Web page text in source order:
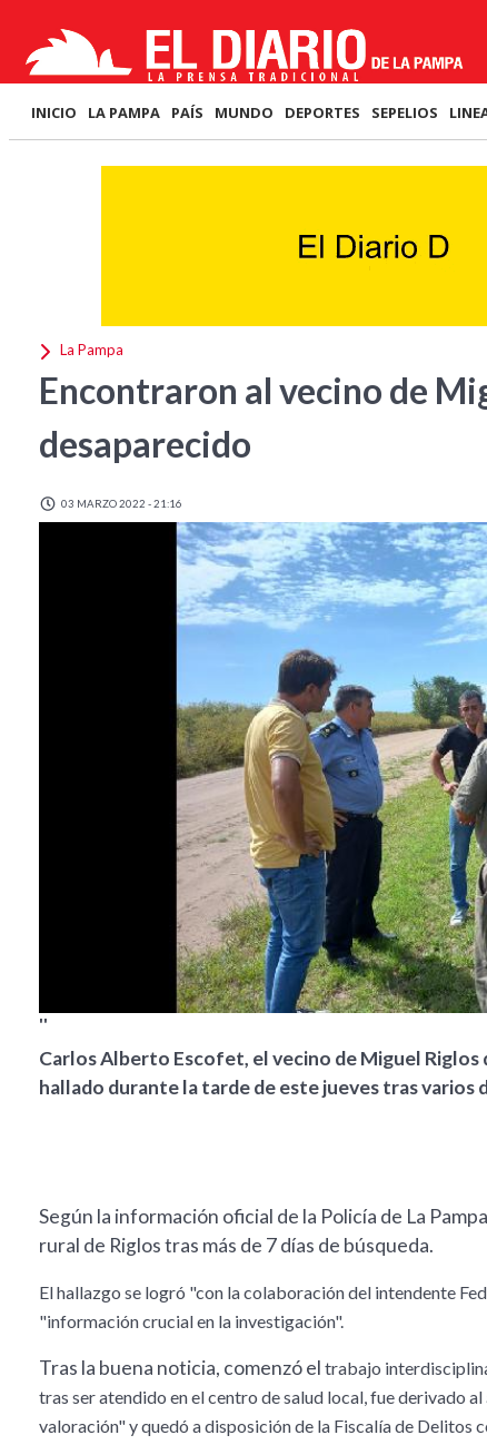
INICIO LA PAMPA PAÍS MUNDO DEPORTES SEPELIOS
La Pampa
Encontraron al vecino de
desaparecido
03 MARZO 2022 - 21:16
''
Carlos Alberto Escofet, el vecino de Miguel
hallado durante la tarde de este jueves tras varios
Según la información oficial de la Policía de La
rural de Riglos tras más de 7 días de búsqueda.
El hallazgo se logró "con la colaboración del intendente
"información crucial en la investigación".
Tras la buena noticia, comenzó el trabajo
tras ser atendido en el centro de salud local, fue derivado
valoración" y quedó a disposición de la Fiscalía de Delitos